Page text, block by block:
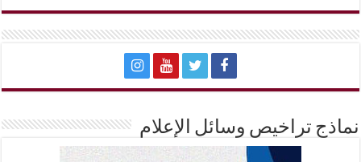
نماذج تراخيص وسائل الإعلام